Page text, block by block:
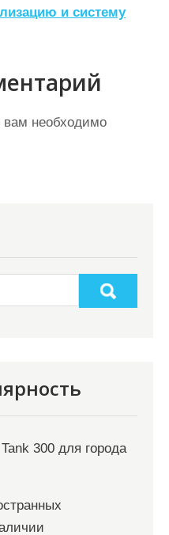
и систему
вам необходимо
300 для города